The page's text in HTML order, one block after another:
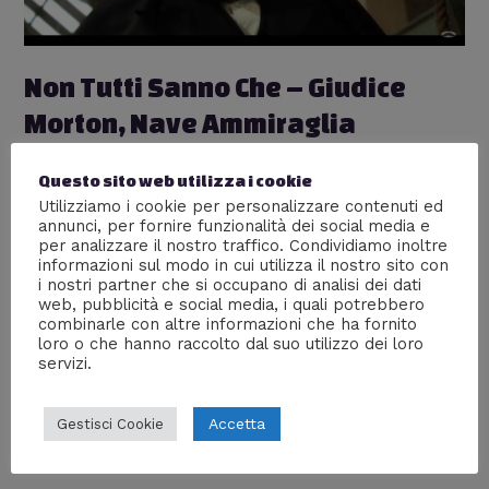
Non Tutti Sanno Che – Giudice
Morton, Nave Ammiraglia
Puntata 01
Lascia un commento /Mente Digitale TV,Non Tutti
Sanno Che/ DiWilliam J
Prima puntata della rubrica Non Tutti Sanno Che.
Benvenuti! Parleremo del Giudice Morton di “Chi ha
incastrato roger Rabbit”, della nave più bella del mondo
e di… canguri!
Questo sito web utilizza i cookie
Utilizziamo i cookie per personalizzare contenuti ed
annunci, per fornire funzionalità dei social media e
per analizzare il nostro traffico. Condividiamo inoltre
informazioni sul modo in cui utilizza il nostro sito con
i nostri partner che si occupano di analisi dei dati
web, pubblicità e social media, i quali potrebbero
combinarle con altre informazioni che ha fornito
loro o che hanno raccolto dal suo utilizzo dei loro
servizi.
Gestisci Cookie Accetta